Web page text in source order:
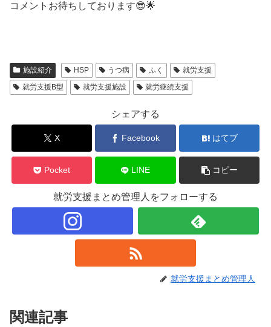
コメントお待ちしております😎🌟
施設紹介 HSP うつ病 ふく
就労支援
就労支援B型
就労支援施設 就労継続支援
シェアする
X Facebook はてブ
Pocket LINE コピー
就労支援まとめ管理人をフォローする
就労支援まとめ管理人
関連記事